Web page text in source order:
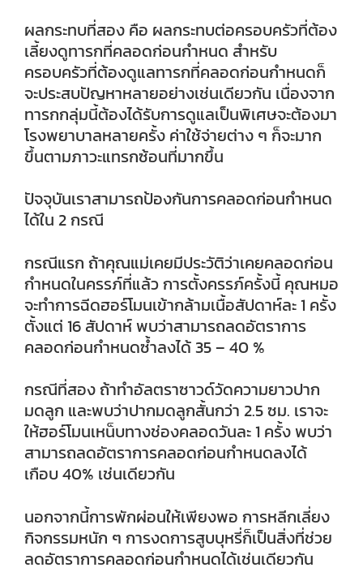
ผลกระทบที่สอง คือ ผลกระทบต่อครอบครัวที่ต้อง
เลี้ยงดูทารกที่คลอดก่อนกำหนด สำหรับ
ครอบครัวที่ต้องดูแลทารกที่คลอดก่อนกำหนดก็
จะประสบปัญหาหลายอย่างเช่นเดียวกัน เนื่องจาก
ทารกกลุ่มนี้ต้องได้รับการดูแลเป็นพิเศษจะต้องมา
โรงพยาบาลหลายครั้ง ค่าใช้จ่ายต่าง ๆ ก็จะมาก
ขึ้นตามภาวะแทรกซ้อนที่มากขึ้น
ปัจจุบันเราสามารถป้องกันการคลอดก่อนกำหนด
ได้ใน 2 กรณี
กรณีแรก ถ้าคุณแม่เคยมีประวัติว่าเคยคลอดก่อน
กำหนดในครรภ์ที่แล้ว การตั้งครรภ์ครั้งนี้ คุณหมอ
จะทำการฉีดฮอร์โมนเข้ากล้ามเนื้อสัปดาห์ละ 1 ครั้ง
ตั้งแต่ 16 สัปดาห์ พบว่าสามารถลดอัตราการ
คลอดก่อนกำหนดซ้ำลงได้ 35 – 40 %
กรณีที่สอง ถ้าทำอัลตราซาวด์วัดความยาวปาก
มดลูก และพบว่าปากมดลูกสั้นกว่า 2.5 ซม. เราจะ
ให้ฮอร์โมนเหน็บทางช่องคลอดวันละ 1 ครั้ง พบว่า
สามารถลดอัตราการคลอดก่อนกำหนดลงได้
เกือบ 40% เช่นเดียวกัน
นอกจากนี้การพักผ่อนให้เพียงพอ การหลีกเลี่ยง
กิจกรรมหนัก ๆ การงดการสูบบุหรี่ก็เป็นสิ่งที่ช่วย
ลดอัตราการคลอดก่อนกำหนดได้เช่นเดียวกัน